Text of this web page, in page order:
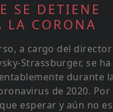
SE DETIENE
LA CORONA
a cargo del director
Strassburger, se ha
durante
de 2020. Por
esperar y aún no es